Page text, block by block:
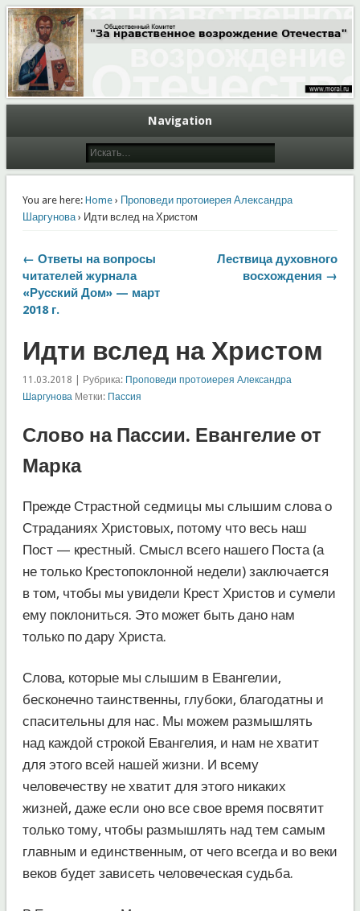
Moral.Ru
Общественный Комитет "За нравственное возрождение Отечества"
Navigation
You are here: Home› Проповеди протоиерея Александра
Шаргунова› Идти вслед на Христом
← Ответы на вопросы
читателей журнала
«Русский Дом» — март
2018 г.
Лествица духовного
восхождения →
Идти вслед на Христом
11.03.2018 | Рубрика: Проповеди протоиерея Александра
Шаргунова Метки: Пассия
Слово на Пассии. Евангелие от
Марка
Прежде Страстной седмицы мы слышим слова о
Страданиях Христовых, потому что весь наш
Пост — крестный. Смысл всего нашего Поста (а
не только Крестопоклонной недели) заключается
в том, чтобы мы увидели Крест Христов и сумели
ему поклониться. Это может быть дано нам
только по дару Христа.
Слова, которые мы слышим в Евангелии,
бесконечно таинственны, глубоки, благодатны и
спасительны для нас. Мы можем размышлять
над каждой строкой Евангелия, и нам не хватит
для этого всей нашей жизни. И всему
человечеству не хватит для этого никаких
жизней, даже если оно все свое время посвятит
только тому, чтобы размышлять над тем самым
главным и единственным, от чего всегда и во веки
веков будет зависеть человеческая судьба.